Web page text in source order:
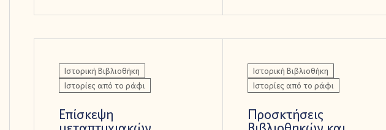
Ιστορική Βιβλιοθήκη
Ιστορίες από το ράφι
Επίσκεψη
Ιστορική Βιβλιοθήκη
Ιστορίες από το ράφι
Προσκτήσεις